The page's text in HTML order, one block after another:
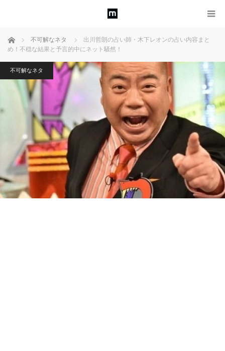
ホーム 不可解なネタ
出川哲朗の占い師・木下レオンの占い内容まと
め！不穏な結果と予言的中にネット騒然！
不可解なネタ